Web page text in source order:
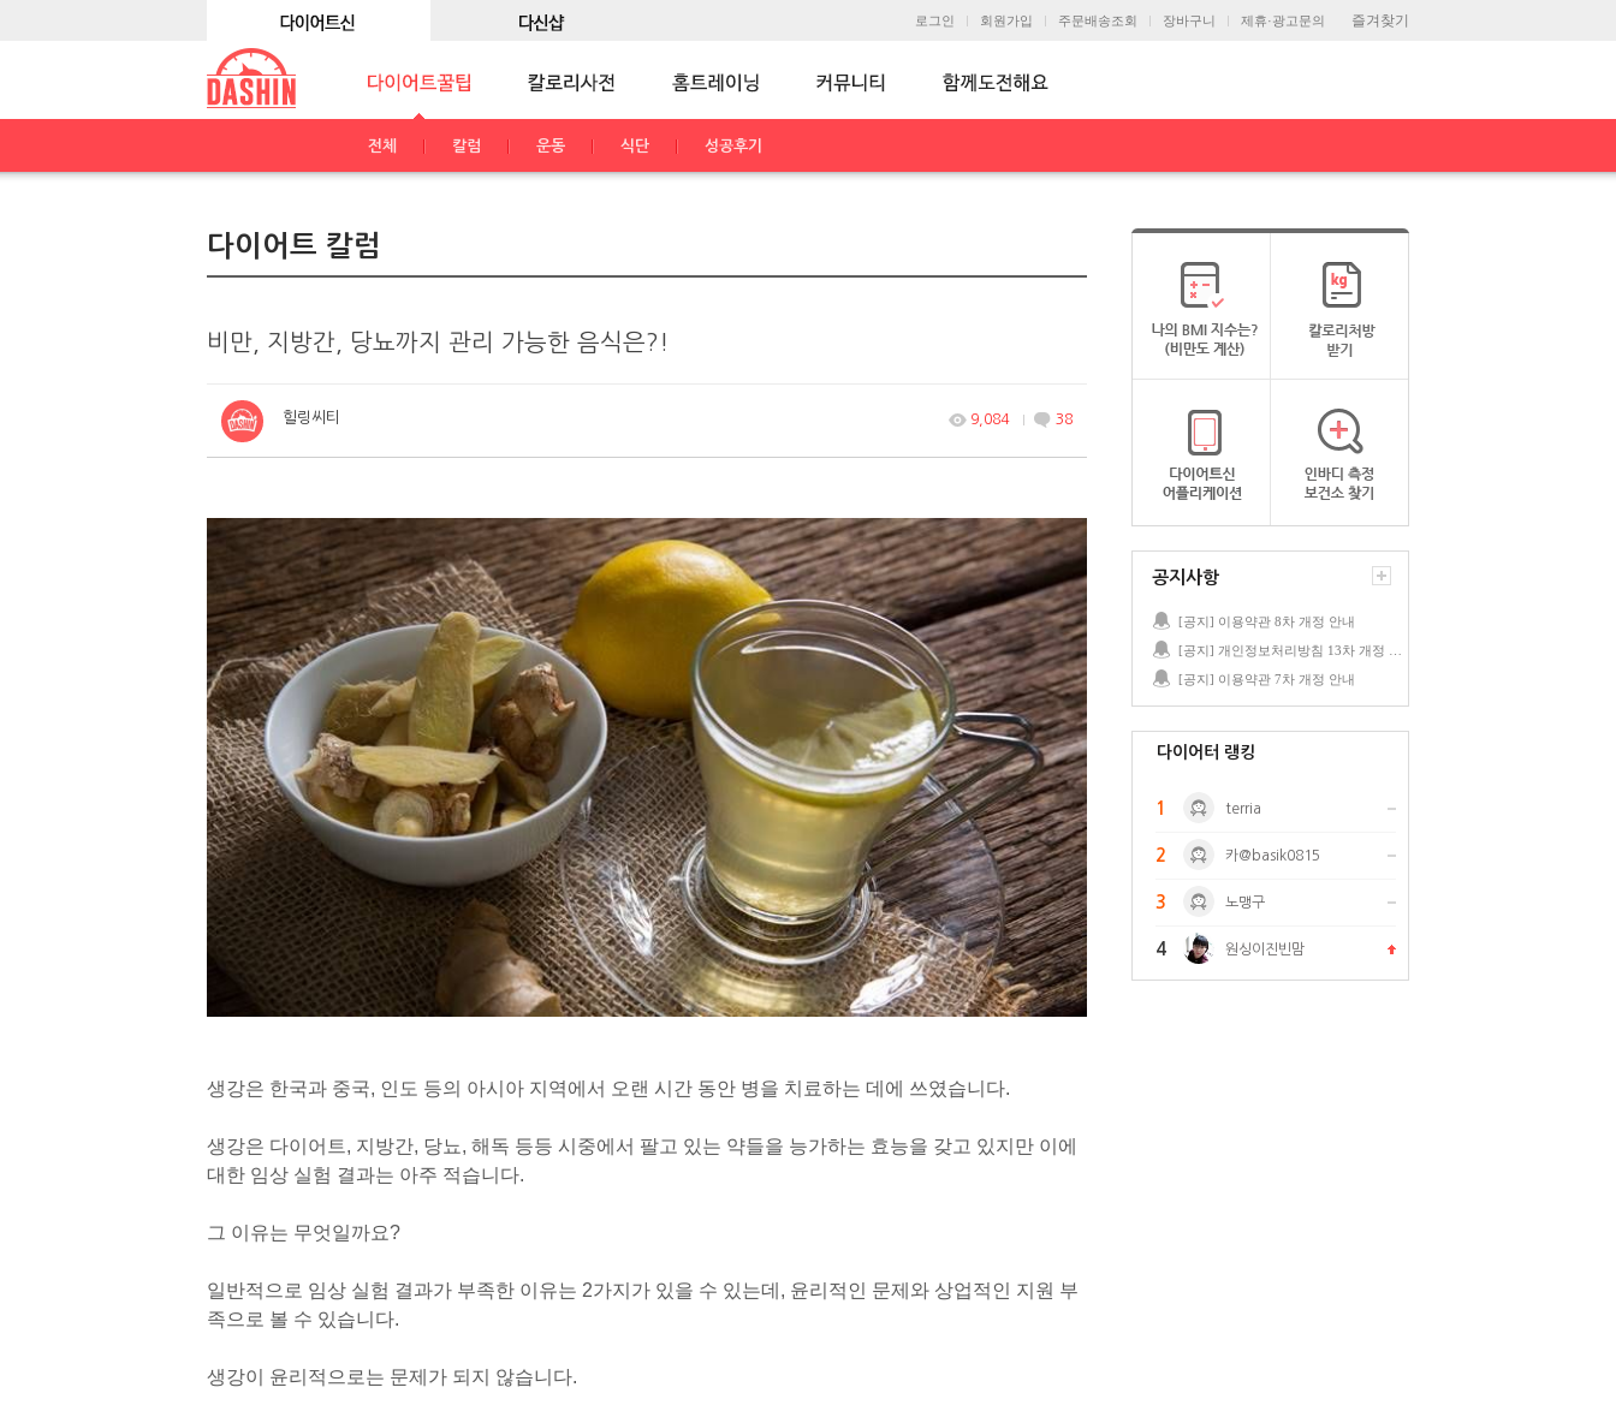
즐겨찾기
로그인 회원가입 주문배송조회 장바구니 제휴·광고문의
전체 칼럼 운동 식단 성공후기
다이어트 칼럼
비만, 지방간, 당뇨까지 관리 가능한 음식은?!
힐링씨티 9,084 38
생강은 한국과 중국, 인도 등의 아시아 지역에서 오랜 시간 동안 병을 치료하는 데에 쓰였습니다.
생강은 다이어트, 지방간, 당뇨, 해독 등등 시중에서 팔고 있는 약들을 능가하는 효능을 갖고 있지만 이에
대한 임상 실험 결과는 아주 적습니다.
그 이유는 무엇일까요?
일반적으로 임상 실험 결과가 부족한 이유는 2가지가 있을 수 있는데, 윤리적인 문제와 상업적인 지원 부
족으로 볼 수 있습니다.
생강이 윤리적으로는 문제가 되지 않습니다.
공지사항
[공지] 이용약관 8차 개정 안내
[공지] 이용약관 7차 개정 안내
다이어터 랭킹
1 terria
2 카@basik0815
3 노맹구
4 원싱이진빈맘